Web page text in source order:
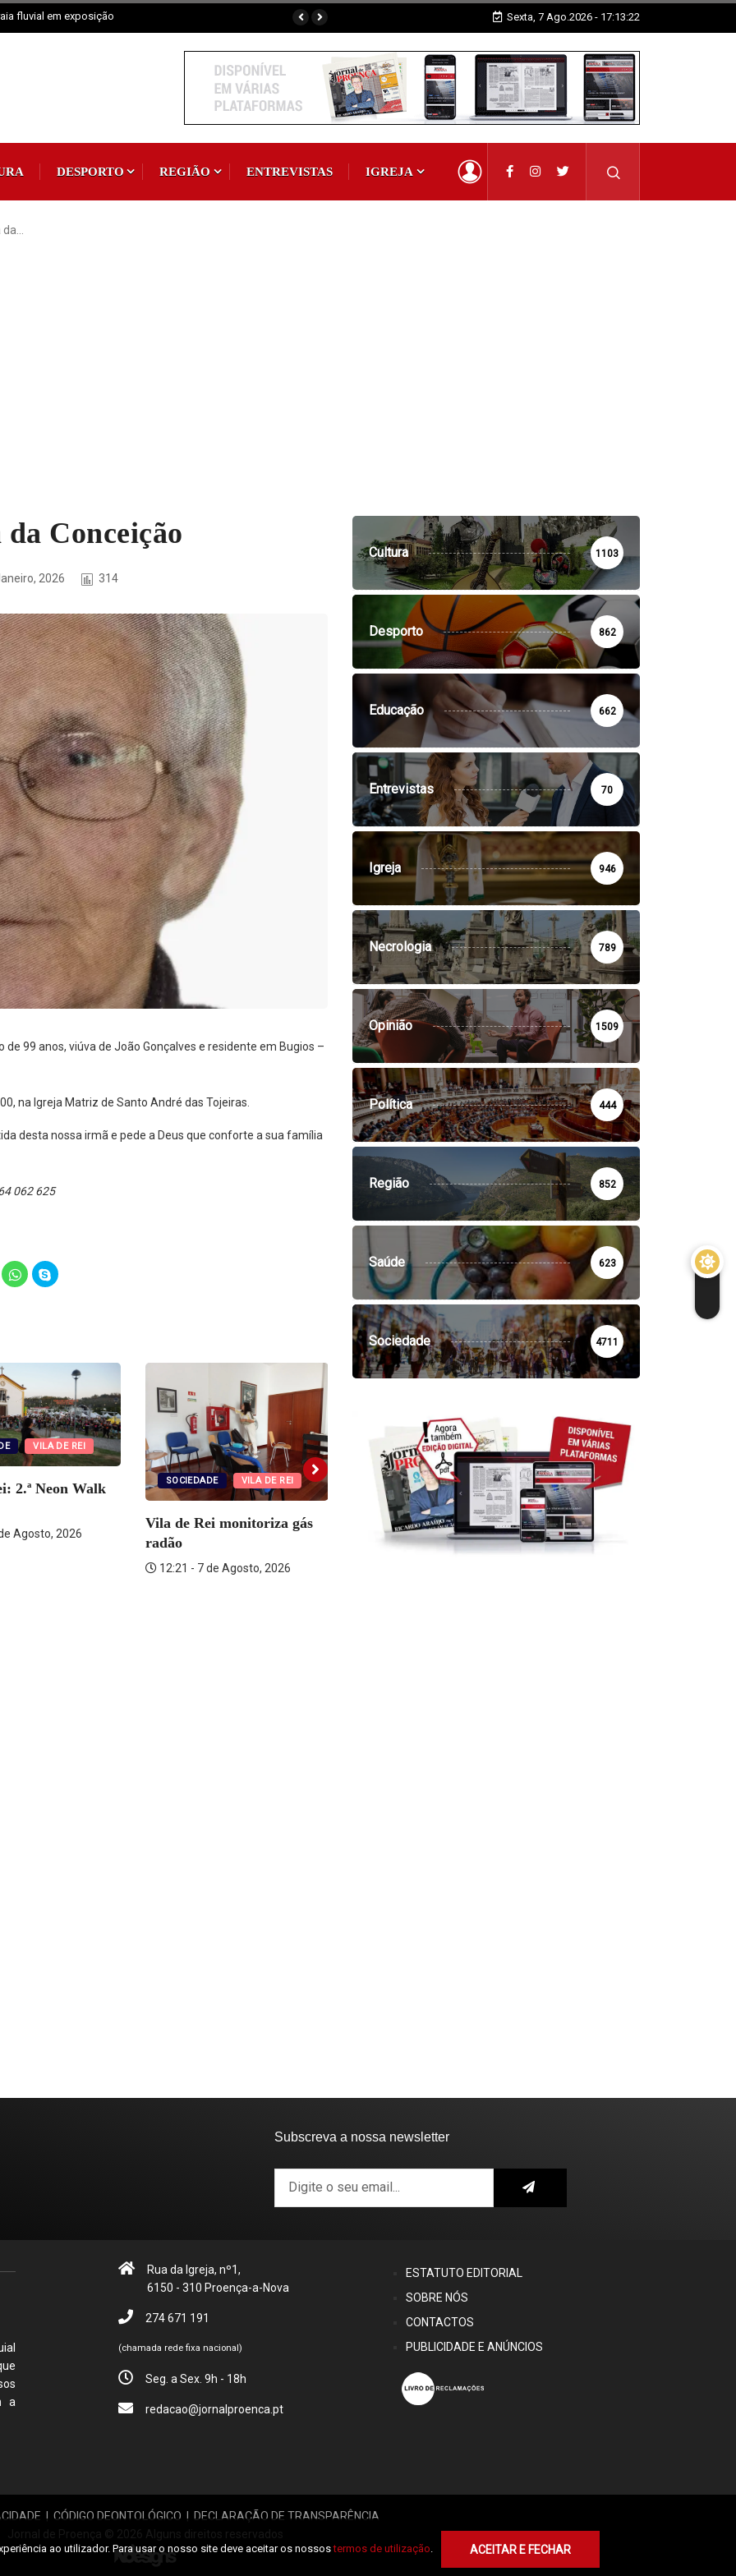
300 participantes Sexta, 7 Ago.2026 - 17:13:23
DESPORTO REGIÃO ENTREVISTAS IGREJA
Conceição
2026 314
99 anos, viúva de João Gonçalves e residente em Bugios –
na Igreja Matriz de Santo André das Tojeiras.
desta nossa irmã e pede a Deus que conforte a sua família
062 625
Click
to
share
Click
to
VILA DE REI
2.ª Neon Walk
Agosto, 2026
SOCIEDADE VILA DE REI
Vila de Rei monitoriza gás
radão
12:21 - 7 de Agosto, 2026
REGIÃO SOCIEDADE
Região: GNR detém
suspeitos em flagrante por...
IGREJA
Proença-a-Nova: Paróquia
vai celebrar Padroeira
11:49 - 6 de Agosto, 2026
Cultura 1103
Desporto 862
Educação 662
Entrevistas 70
Igreja 946
Necrologia 789
Opinião 1509
Política 444
Região 852
Saúde 623
Sociedade 4711
Subscreva a nossa newsletter
a
Rua da Igreja, nº1,
6150 - 310 Proença-a-Nova
274 671 191
(chamada rede fixa nacional)
Seg. a Sex. 9h - 18h
redacao@jornalproenca.pt
ESTATUTO EDITORIAL
SOBRE NÓS
CONTACTOS
PUBLICIDADE E ANÚNCIOS
| CÓDIGO DEONTOLÓGICO | DECLARAÇÃO DE TRANSPARÊNCIA
ao utilizador. Para usar o nosso site deve aceitar os nossostermos de utilização ACEITAR E FECHAR